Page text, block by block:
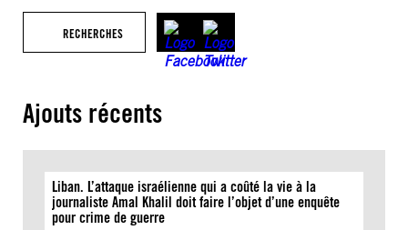
RECHERCHES
Ajouts récents
Liban. L’attaque israélienne qui a coûté la vie à la
journaliste Amal Khalil doit faire l’objet d’une enquête
pour crime de guerre